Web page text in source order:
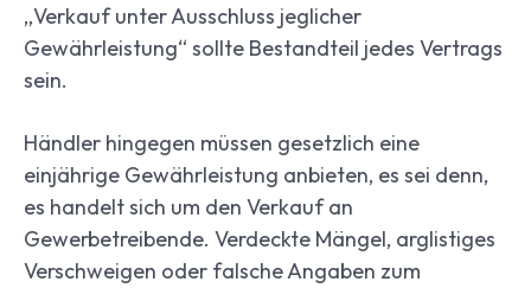
„Verkauf unter Ausschluss jeglicher
Gewährleistung“ sollte Bestandteil jedes Vertrags
sein.
Händler hingegen müssen gesetzlich eine
einjährige Gewährleistung anbieten, es sei denn,
es handelt sich um den Verkauf an
Gewerbetreibende. Verdeckte Mängel, arglistiges
Verschweigen oder falsche Angaben zum